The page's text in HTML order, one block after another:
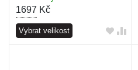
1697 Kč
Vybrat velikost